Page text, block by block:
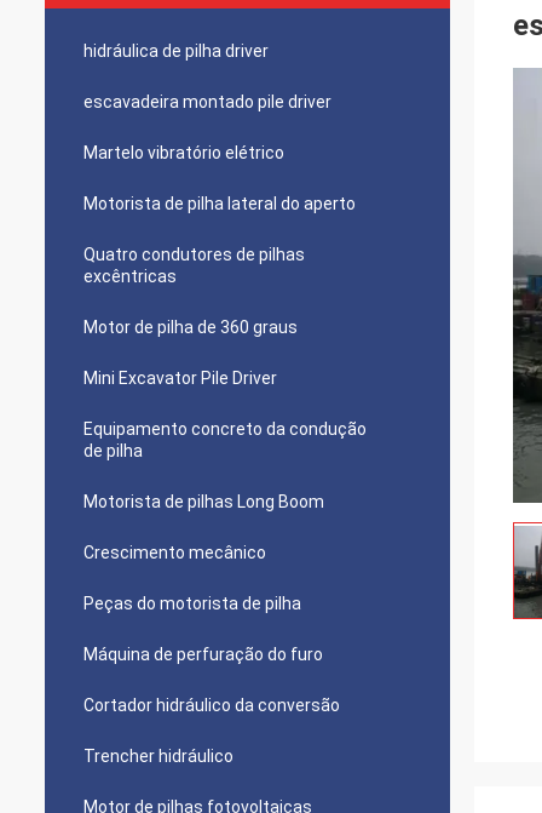
hidráulica de pilha driver
escavadeira montado pile driver
Martelo vibratório elétrico
Motorista de pilha lateral do aperto
Quatro condutores de pilhas
excêntricas
Motor de pilha de 360 graus
Mini Excavator Pile Driver
Equipamento concreto da condução
de pilha
Motorista de pilhas Long Boom
Crescimento mecânico
Peças do motorista de pilha
Máquina de perfuração do furo
Cortador hidráulico da conversão
Trencher hidráulico
Motor de pilhas fotovoltaicas